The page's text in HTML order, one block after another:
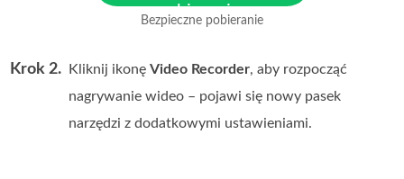
pobieranie
Dla MacOS 10.7 lub nowszego
Bezpieczne pobieranie
Krok 2. Kliknij ikonęVideo Recorder, aby rozpocząć
nagrywanie wideo – pojawi się nowy pasek
narzędzi z dodatkowymi ustawieniami.